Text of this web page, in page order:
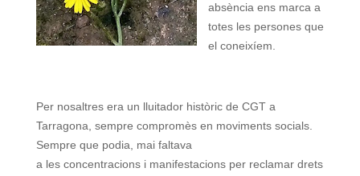
absència ens marca a
totes les persones que
el coneixíem.
Per nosaltres era un lluitador històric de CGT a
Tarragona, sempre compromès en moviments socials.
Sempre que podia, mai faltava
a les concentracions i manifestacions per reclamar drets